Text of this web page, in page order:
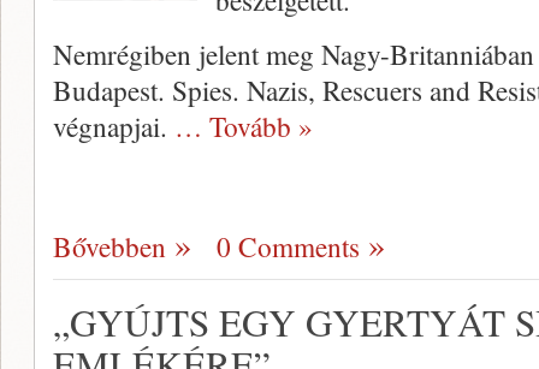
Nemrégiben jelent meg Nagy-
Budapest. Spies. Nazis, Rescuers and
végnapjai. … Tovább »
Bővebben 0 Comments
„GYÚJTS EGY GYERTYÁT